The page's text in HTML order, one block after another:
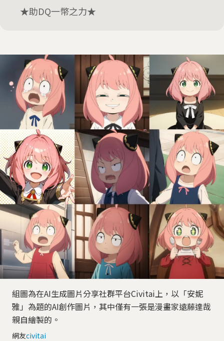
★助DQ一幣之力★
組圖為在AI生成圖片分享社群平台Civitai上，以「安妮
雅」為題的AI創作圖片，其中僅有一張是漫畫家遠藤達哉
親自繪製的。
網友civitai